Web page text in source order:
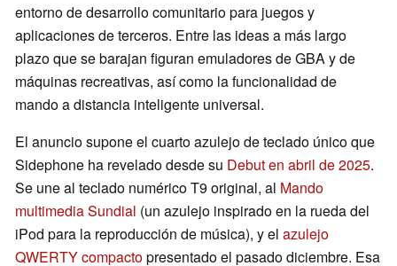
entorno de desarrollo comunitario para juegos y
aplicaciones de terceros. Entre las ideas a más largo
plazo que se barajan figuran emuladores de GBA y de
máquinas recreativas, así como la funcionalidad de
mando a distancia inteligente universal.
El anuncio supone el cuarto azulejo de teclado único que
Sidephone ha revelado desde su Debut en abril de 2025.
Se une al teclado numérico T9 original, al Mando
multimedia Sundial (un azulejo inspirado en la rueda del
iPod para la reproducción de música), y el azulejo
QWERTY compactopresentado el pasado diciembre. Esa